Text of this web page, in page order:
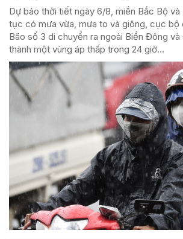
Dự báo thời tiết ngày 6/8, miền Bắc Bộ
tục có mưa vừa, mưa to và giông, cục bộ
Bão số 3 di chuyển ra ngoài Biển Đông và
thành một vùng áp thấp trong 24 giờ...